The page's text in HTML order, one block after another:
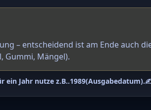
– entscheidend ist am Ende auch
Gummi, Mängel).
ein Jahr nutze z.B..1989(Ausgabedatum).